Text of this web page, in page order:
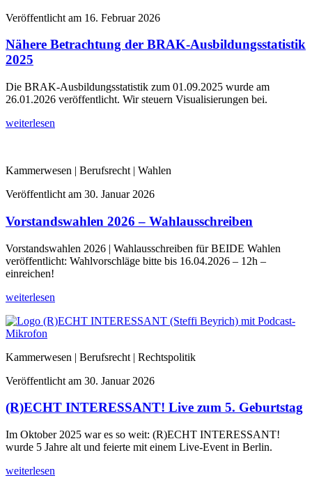
Veröffentlicht am 16. Februar 2026
Nähere Betrachtung der BRAK-Ausbildungsstatistik
2025
Die BRAK-Ausbildungsstatistik zum 01.09.2025 wurde am
26.01.2026 veröffentlicht. Wir steuern Visualisierungen bei.
weiterlesen
Kammerwesen | Berufsrecht | Wahlen
Veröffentlicht am 30. Januar 2026
Vorstandswahlen 2026 – Wahlausschreiben
Vorstandswahlen 2026 | Wahlausschreiben für BEIDE Wahlen
veröffentlicht: Wahlvorschläge bitte bis 16.04.2026 – 12h –
einreichen!
weiterlesen
Kammerwesen | Berufsrecht | Rechtspolitik
Veröffentlicht am 30. Januar 2026
(R)ECHT INTERESSANT! Live zum 5. Geburtstag
Im Oktober 2025 war es so weit: (R)ECHT INTERESSANT!
wurde 5 Jahre alt und feierte mit einem Live-Event in Berlin.
weiterlesen